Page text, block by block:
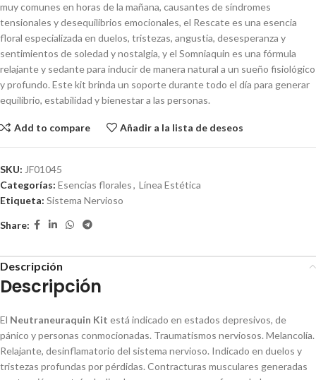
muy comunes en horas de la mañana, causantes de síndromes
tensionales y desequilibrios emocionales, el Rescate es una esencia
floral especializada en duelos, tristezas, angustia, desesperanza y
sentimientos de soledad y nostalgia, y el Somniaquin es una fórmula
relajante y sedante para inducir de manera natural a un sueño fisiológico
y profundo. Este kit brinda un soporte durante todo el día para generar
equilibrio, estabilidad y bienestar a las personas.
Add to compare Añadir a la lista de deseos
SKU: JF01045
Categorías: Esencias florales, Línea Estética
Etiqueta: Sistema Nervioso
Share:
Descripción
Descripción
El Neutraneuraquin Kit está indicado en estados depresivos, de
pánico y personas conmocionadas. Traumatismos nerviosos. Melancolía.
Relajante, desinflamatorio del sistema nervioso. Indicado en duelos y
tristezas profundas por pérdidas. Contracturas musculares generadas